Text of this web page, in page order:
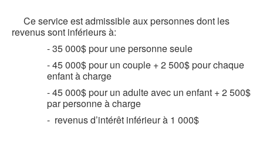
Ce service est admissible aux personnes dont les
revenus sont inférieurs à:
- 35 000$ pour une personne seule
- 45 000$ pour un couple + 2 500$ pour chaque
enfant à charge
- 45 000$ pour un adulte avec un enfant + 2 500$
par personne à charge
- revenus d’intérêt inférieur à 1 000$